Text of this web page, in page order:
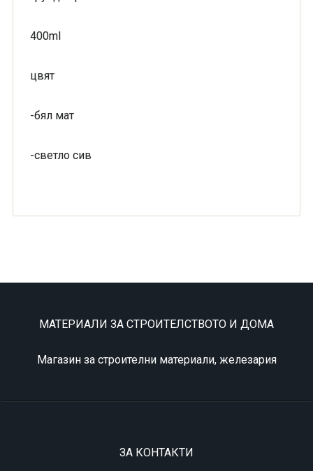
400ml
цвят
-бял мат
-светло сив
МАТЕРИАЛИ ЗА СТРОИТЕЛСТВОТО И ДОМА
Магазин за строителни материали, железария
ЗА КОНТАКТИ